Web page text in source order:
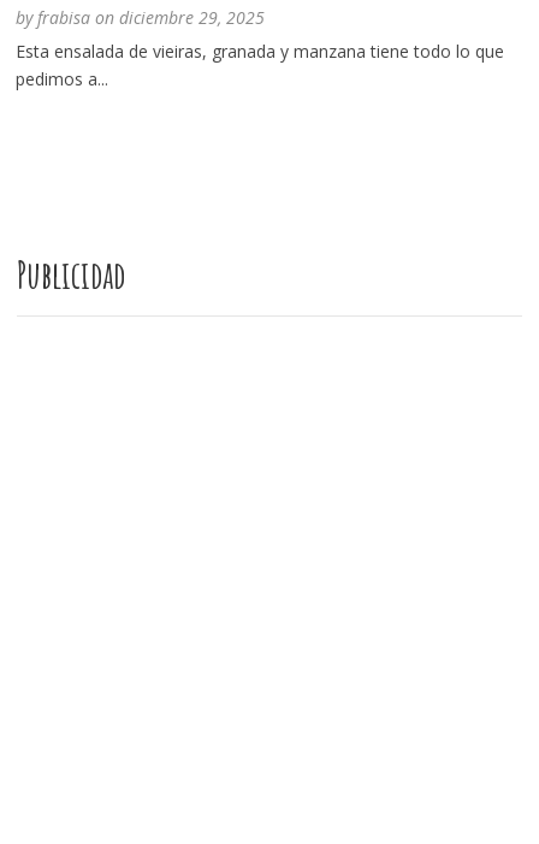
byfrabisa ondiciembre 29, 2025
Esta ensalada de vieiras, granada y manzana tiene todo lo que
pedimos a...
Publicidad